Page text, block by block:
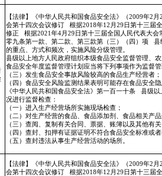
【法律】《中华人民共和国食品安全法》（2009年2
会第十四次会议修订
根据2018年12月29日第十三届
修正
根据2021年4月29日第十三届全国人民代表大
零九条第一款、第二款、第三款第（三）（四）项
县
的重点、方式和频次，实施风险分级管理。
县级以上地方人民政府组织本级食品安全监督管理、
食品安全年度监督管理计划应当将下列事项作为监督
（三）发生食品安全事故风险较高的食品生产经营者；
（四）食品安全风险监测结果表明可能存在食品安全
《中华人民共和国食品安全法》第一百一十条
县级以
况进行监督检查：
（一）进入生产经营场所实施现场检查；
（二）对生产经营的食品、食品添加剂、食品相关产
（三）查阅、复制有关合同、票据、账簿以及其他有
（四）查封、扣押有证据证明不符合食品安全标准或
（五）查封违法从事生产经营活动的场所。
【法律】《中华人民共和国食品安全法》（2009年2
会第十四次会议修订
根据2018年12月29日第十三届